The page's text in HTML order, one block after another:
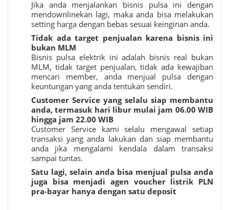
Jika anda menjalankan bisnis pulsa ini dengan
mendownlinekan lagi, maka anda bisa melakukan
setting harga dengan bebas sesuai keinginan anda.
Tidak ada target penjualan karena bisnis ini
bukan MLM
Bisnis pulsa elektrik ini adalah bisnis real bukan
MLM, tidak target penjualan, tidak ada kewajiban
mencari member, anda menjual pulsa dengan
keuntungan yang anda tentukan sendiri.
Customer Service yang selalu siap membantu
anda, termasuk hari libur mulai jam 06.00 WIB
hingga jam 22.00 WIB
Customer Service kami selalu mengawal setiap
transaksi yang anda lakukan dan siap membantu
anda jika mengalami kendala dalam transaksi
sampai tuntas.
Satu lagi, selain anda bisa menjual pulsa anda
juga bisa menjadi agen voucher listrik PLN
pra-bayar hanya dengan satu deposit